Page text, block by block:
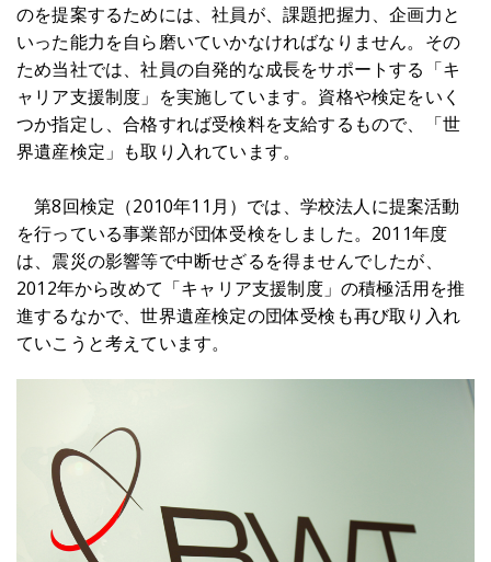
のを提案するためには、社員が、課題把握力、企画力と
いった能力を自ら磨いていかなければなりません。その
ため当社では、社員の自発的な成長をサポートする「キ
ャリア支援制度」を実施しています。資格や検定をいく
つか指定し、合格すれば受検料を支給するもので、「世
界遺産検定」も取り入れています。
第8回検定（2010年11月）では、学校法人に提案活動
を行っている事業部が団体受検をしました。2011年度
は、震災の影響等で中断せざるを得ませんでしたが、
2012年から改めて「キャリア支援制度」の積極活用を推
進するなかで、世界遺産検定の団体受検も再び取り入れ
ていこうと考えています。